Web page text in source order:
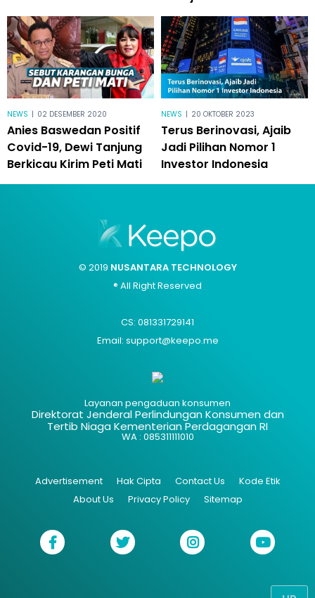
NEWS | 02 DESEMBER 2020
Anies Baswedan Positif
Covid-19, Dewi Tanjung
Berkicau Kirim Peti Mati
NEWS | 20 OKTOBER 2023
Terus Berinovasi, Ajaib
Jadi Pilihan Nomor 1
Investor Indonesia
© 2019 NUSANTARA TECHNOLOGY
® All Right Reserved
CS: 081331729141
Email: support@keepo.me
Layanan pengaduan konsumen
Direktorat Jenderal Perlindungan Konsumen dan
Tertib Niaga Kementerian Perdagangan RI
WA : 085311111010
Advertisement Hak Cipta Contact Us
Kode Etik
About Us
Privacy Policy Sitemap